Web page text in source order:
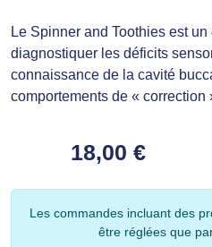
Le Spinner and Toothies est
diagnostiquer les déficits
connaissance de la cavité
comportements de « correction
18,00 €
Les commandes incluant des
être réglées que